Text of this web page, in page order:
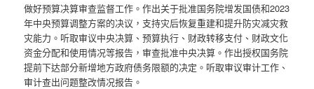
做好预算决算审查监督工作。作出关于批准国务院增发国债和2023
年中央预算调整方案的决议，支持灾后恢复重建和提升防灾减灾救
灾能力。听取审议中央决算、预算执行、财政转移支付、财政文化
资金分配和使用情况等报告，审查批准中央决算。作出授权国务院
提前下达部分新增地方政府债务限额的决定。听取审议审计工作、
审计查出问题整改情况报告。